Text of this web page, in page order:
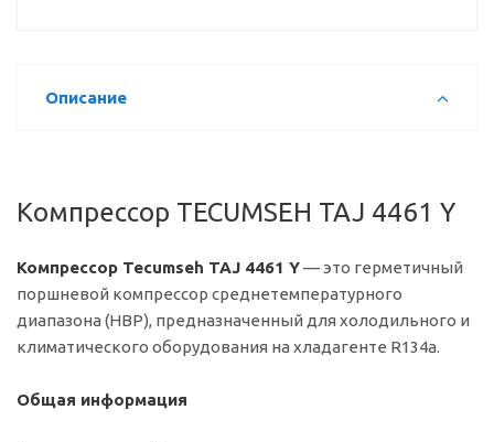
Описание
Компрессор TECUMSEH TAJ 4461 Y
Компрессор Tecumseh TAJ 4461 Y— это герметичный
поршневой компрессор среднетемпературного
диапазона (HBP), предназначенный для холодильного и
климатического оборудования на хладагенте R134a.
Общая информация